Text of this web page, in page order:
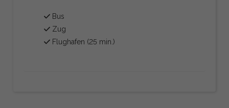
Bus
Zug
Flughafen (25 min.)